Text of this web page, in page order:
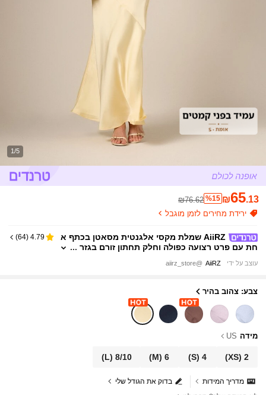
1/5
₪65.13
%15
₪76.62
ירידת מחירים לזמן מוגבל
AiiRZ שמלת מקסי אלגנטית מסאטן בכתף א
חת עם פרט רצועה כפולה וחלק תחתון זורם בגזר
4.79
(
64
)
עוצב על ידי AiiRZ
@aiirz_store
צבע: צהוב בהיר
מידה US
2
(XS)
4
(S)
6
(M)
8/10
(L)
בדוק את הגודל שלי
מדריך המידות